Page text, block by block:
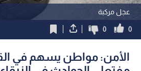
عجل مركبة
0
0